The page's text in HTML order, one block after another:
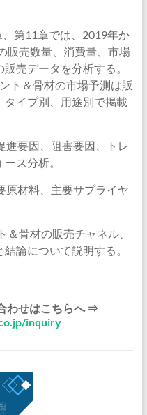
第11章では、2019年か
販売数量、消費量、市場
売データを分析する。
ト＆骨材の市場予測は販
イプ別、用途別で掲載
進要因、阻害要因、トレ
ス分析。
原材料、主要サプライヤ
骨材の販売チャネル、
論について説明する。
わせはこちらへ ⇒
inquiry